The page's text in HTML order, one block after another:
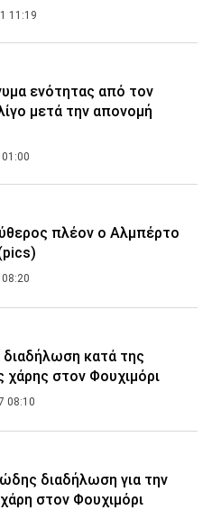
11:19
ενότητας από τον
μετά την απονομή
01:00
πλέον ο Αλμπέρτο
08:20
κατά της
χάρης στον Φουχιμόρι
08:10
διαδήλωση για την
στον Φουχιμόρι